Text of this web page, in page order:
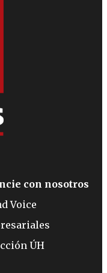
con nosotros
Voice
ÚH